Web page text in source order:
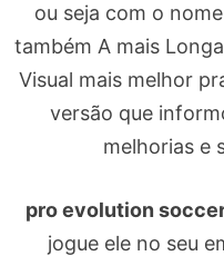
ou seja com o
também A mais
Visual mais melhor
versão que
melhorias e
pro evolution
jogue ele no seu